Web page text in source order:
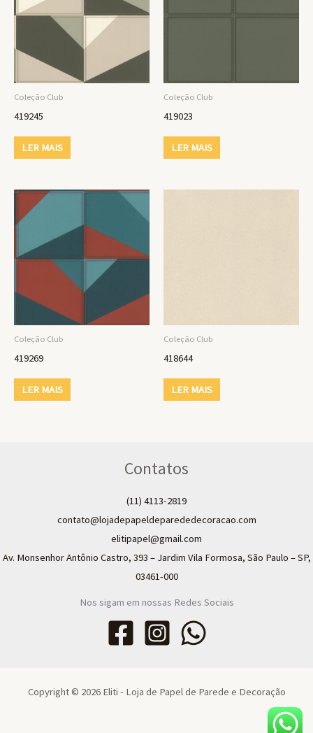
Coleção Club
419245
LER MAIS
Coleção Club
419023
LER MAIS
Coleção Club
419269
LER MAIS
Coleção Club
418644
LER MAIS
Contatos
(11) 4113-2819
contato@lojadepapeldeparededecoracao.com
elitipapel@gmail.com​
Av. Monsenhor Antônio Castro, 393 – Jardim Vila Formosa, São Paulo – SP,
03461-000
Nos sigam em nossas Redes Sociais
Copyright © 2026 Eliti - Loja de Papel de Parede e Decoração